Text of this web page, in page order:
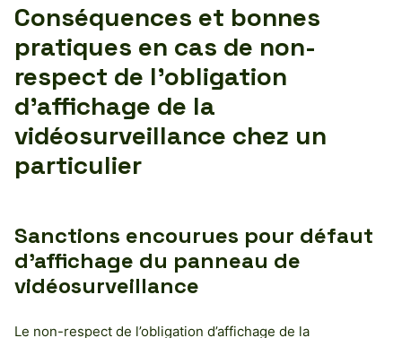
Conséquences et bonnes
pratiques en cas de non-
respect de l’obligation
d’affichage de la
vidéosurveillance chez un
particulier
Sanctions encourues pour défaut
d’affichage du panneau de
vidéosurveillance
Le non-respect de l’obligation d’affichage de la